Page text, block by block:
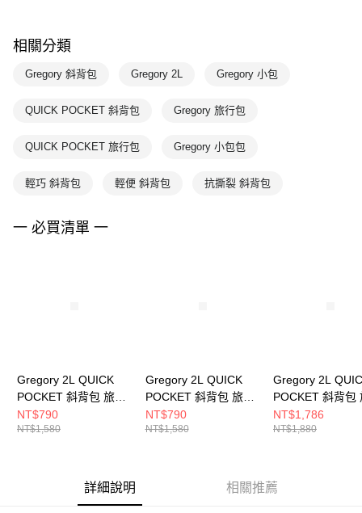
相關分類
Gregory 斜背包 Gregory 2L Gregory 小包
QUICK POCKET 斜背包 Gregory 旅行包
QUICK POCKET 旅行包 Gregory 小包包
輕巧 斜背包 輕便 斜背包 抗撕裂 斜背包
一 必買清單 一
Gregory 2L QUICK
POCKET 斜背包 旅行
小包 群花油彩， M
NT$790
NT$1,580
Gregory 2L QUICK
POCKET 斜背包 旅行
小包 焦糖棕， M
NT$790
NT$1,580
Gregory 2L
POCKET 斜背包
小包 木格紋， M
NT$1,786
NT$1,880
詳細說明 相關推薦